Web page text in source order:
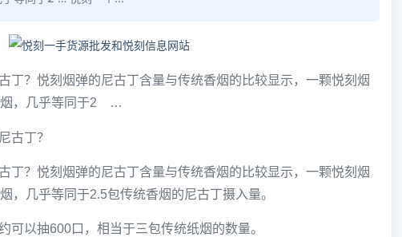
丁？悦刻烟弹的尼古丁含量与传统香烟的比较显示，一颗悦刻烟
烟，几乎等同于2 …
丁？悦刻烟弹的尼古丁含量与传统香烟的比较显示，一颗悦刻烟
，几乎等同于2.5包传统香烟的尼古丁摄入量。
可以抽600口，相当于三包传统纸烟的数量。